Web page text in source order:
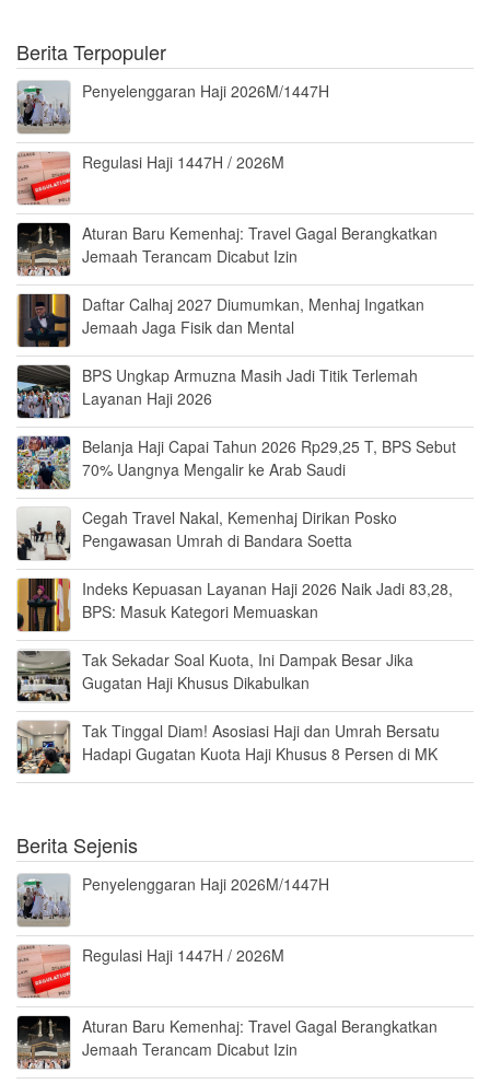
Berita Terpopuler
Penyelenggaran Haji 2026M/1447H
Regulasi Haji 1447H / 2026M
Aturan Baru Kemenhaj: Travel Gagal Berangkatkan
Jemaah Terancam Dicabut Izin
Daftar Calhaj 2027 Diumumkan, Menhaj Ingatkan
Jemaah Jaga Fisik dan Mental
BPS Ungkap Armuzna Masih Jadi Titik Terlemah
Layanan Haji 2026
Belanja Haji Capai Tahun 2026 Rp29,25 T, BPS Sebut
70% Uangnya Mengalir ke Arab Saudi
Cegah Travel Nakal, Kemenhaj Dirikan Posko
Pengawasan Umrah di Bandara Soetta
Indeks Kepuasan Layanan Haji 2026 Naik Jadi 83,28,
BPS: Masuk Kategori Memuaskan
Tak Sekadar Soal Kuota, Ini Dampak Besar Jika
Gugatan Haji Khusus Dikabulkan
Tak Tinggal Diam! Asosiasi Haji dan Umrah Bersatu
Hadapi Gugatan Kuota Haji Khusus 8 Persen di MK
Berita Sejenis
Penyelenggaran Haji 2026M/1447H
Regulasi Haji 1447H / 2026M
Aturan Baru Kemenhaj: Travel Gagal Berangkatkan
Jemaah Terancam Dicabut Izin